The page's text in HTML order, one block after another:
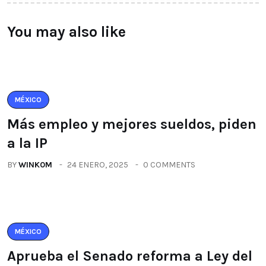
You may also like
MÉXICO
Más empleo y mejores sueldos, piden
a la IP
BYWINK0M 24 ENERO, 2025 0 COMMENTS
MÉXICO
Aprueba el Senado reforma a Ley del